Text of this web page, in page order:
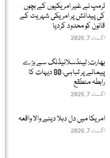
ٹرمپ نے غیر امریکیوں کے بچوں
کی پیدائش پر امریکی شہریت کے
قانون کو محدود کردیا
اگست 7, 2026
بھارت: لینڈسلائیڈنگ سے بڑے
پیمانے پر تباہی، 80 دیہات کا
رابطہ منطقع
اگست 7, 2026
امریکا میں دل دہلا دینے والا واقعہ
اگست 7, 2026